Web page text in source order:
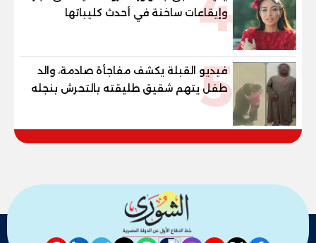
وإيقاعات ساخنة في أحدث كليباتها
5
فيديو القبلة يكشف مفاجأة صادمة، والد
طفل يتهم شقيق طليقته بالتحرش بنجله
في القليوبية